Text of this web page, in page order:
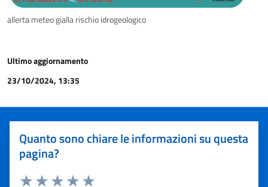
allerta meteo gialla rischio idrogeologico
Ultimo aggiornamento
23/10/2024, 13:35
Quanto sono chiare le informazioni su questa
pagina?